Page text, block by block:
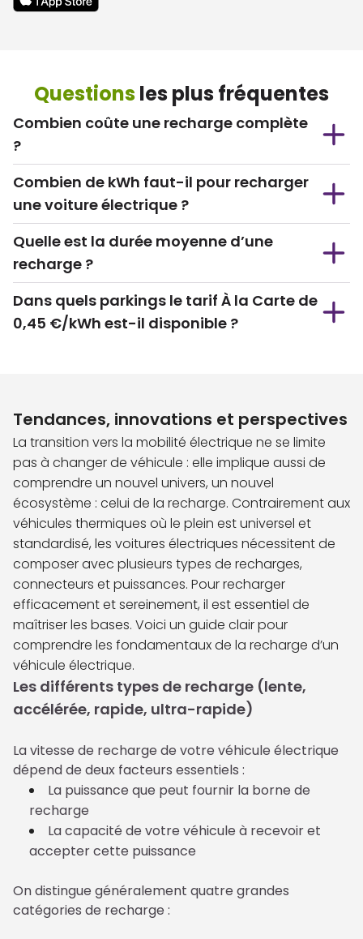
Questionsles plus fréquentes
Combien coûte une recharge complète
?
Combien de kWh faut-il pour recharger
une voiture électrique ?
Quelle est la durée moyenne d’une
recharge ?
Dans quels parkings le tarif À la Carte de
0,45 €/kWh est-il disponible ?
Tendances, innovations et perspectives
La transition vers la mobilité électrique ne se limite
pas à changer de véhicule : elle implique aussi de
comprendre un nouvel univers, un nouvel
écosystème : celui de la recharge. Contrairement aux
véhicules thermiques où le plein est universel et
standardisé, les voitures électriques nécessitent de
composer avec plusieurs types de recharges,
connecteurs et puissances. Pour recharger
efficacement et sereinement, il est essentiel de
maîtriser les bases. Voici un guide clair pour
comprendre les fondamentaux de la recharge d’un
véhicule électrique.
Les différents types de recharge (lente,
accélérée, rapide, ultra-rapide)
La vitesse de recharge de votre véhicule électrique
dépend de deux facteurs essentiels :
La puissance que peut fournir la borne de
recharge
La capacité de votre véhicule à recevoir et
accepter cette puissance
On distingue généralement quatre grandes
catégories de recharge :